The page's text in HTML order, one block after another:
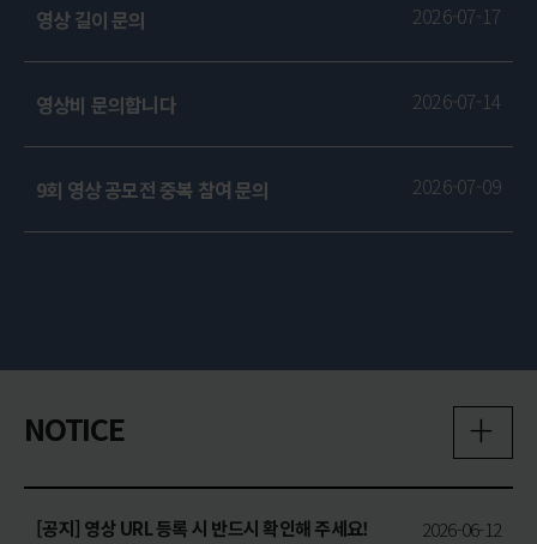
영상 길이 문의 2026-07-17
영상비 문의합니다 2026-07-14
9회 영상 공모전 중복 참여 문의 2026-07-09
NOTICE +
[공지] 영상 URL 등록 시 반드시 확인해 주세요! 2026-06-12